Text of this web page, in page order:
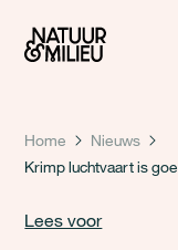
Home
Nieuws
Krimp luchtvaart is
Lees voor